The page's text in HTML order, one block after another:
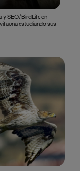
y SEO/BirdLife en
estudiando sus